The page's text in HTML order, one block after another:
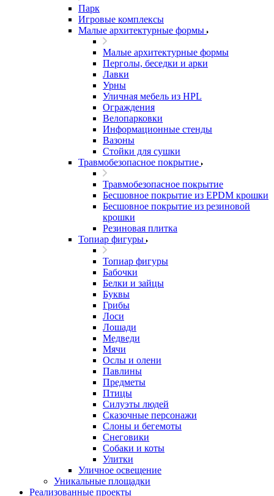
Парк
Игровые комплексы
Малые архитектурные формы
Малые архитектурные формы
Перголы, беседки и арки
Лавки
Урны
Уличная мебель из HPL
Ограждения
Велопарковки
Информационные стенды
Вазоны
Стойки для сушки
Травмобезопасное покрытие
Травмобезопасное покрытие
Бесшовное покрытие из EPDM крошки
Бесшовное покрытие из резиновой
крошки
Резиновая плитка
Топиар фигуры
Топиар фигуры
Бабочки
Белки и зайцы
Буквы
Грибы
Лоси
Лошади
Медведи
Мячи
Ослы и олени
Павлины
Предметы
Птицы
Силуэты людей
Сказочные персонажи
Слоны и бегемоты
Снеговики
Собаки и коты
Улитки
Уличное освещение
Уникальные площадки
Реализованные проекты